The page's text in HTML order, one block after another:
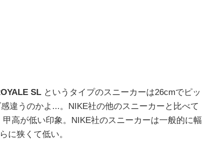
SL というタイプのスニーカーは26cmでピッ
違うのかよ...。NIKE社の他のスニーカーと比べて
高が低い印象。NIKE社のスニーカーは一般的に幅
に狭くて低い。